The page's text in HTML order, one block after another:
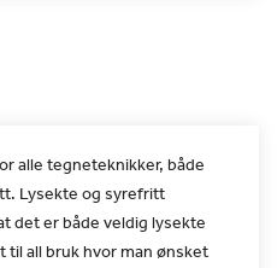
alle tegneteknikker, både
Lysekte og syrefritt
det er både veldig lysekte
all bruk hvor man ønsket